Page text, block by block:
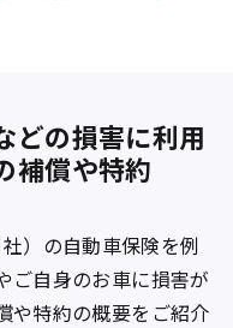
どの損害に利用
補償や特約
）の自動車保険を例
ご自身のお車に損害が
や特約の概要をご紹介